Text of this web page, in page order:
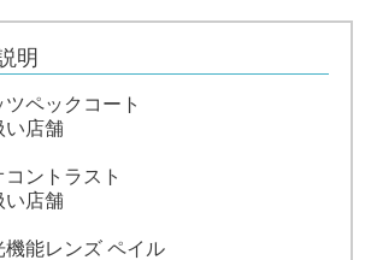
明
ツペックコート
い店舗
コントラスト
い店舗
機能レンズ ペイル